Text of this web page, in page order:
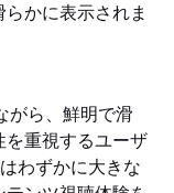
かに表示されま
がら、鮮明で滑
を重視するユーザ
わずかに大きな